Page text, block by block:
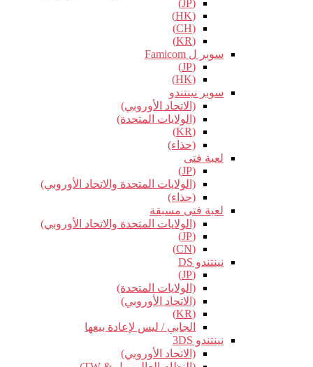
(JP)
(HK)
(CH)
(KR)
سوبر ل Famicom
(JP)
(HK)
سوبر نينتندو
(الاتحاد الأوروبي)
(الولايات المتحدة)
(KR)
(حذاء)
لعبة فتى
(JP)
(الولايات المتحدة والاتحاد الأوروبي)
(حذاء)
لعبة فتى مسبقة
(الولايات المتحدة والاتحاد الأوروبي)
(JP)
(CN)
نينتندو DS
(JP)
(الولايات المتحدة)
(الاتحاد الأوروبي)
(KR)
الجابي / ليس لإعادة بيعها
نينتندو 3DS
(الاتحاد الأوروبي)